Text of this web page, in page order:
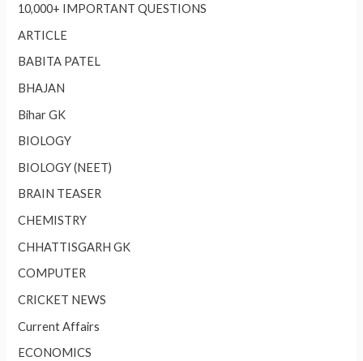
10,000+ IMPORTANT QUESTIONS
ARTICLE
BABITA PATEL
BHAJAN
Bihar GK
BIOLOGY
BIOLOGY (NEET)
BRAIN TEASER
CHEMISTRY
CHHATTISGARH GK
COMPUTER
CRICKET NEWS
Current Affairs
ECONOMICS